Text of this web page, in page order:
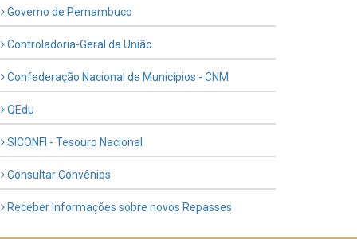
LINKS ÚTEIS
AMUPE
Governo de Pernambuco
Controladoria-Geral da União
Confederação Nacional de Municípios - CNM